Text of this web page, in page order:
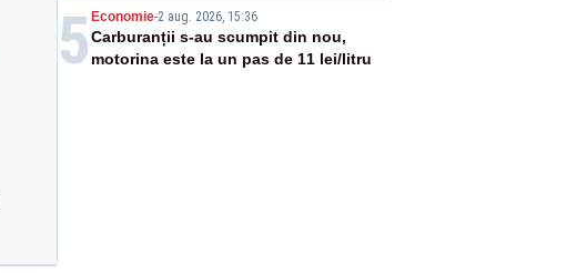
5 Economie-2 aug. 2026, 15:36
Carburanții s-au scumpit din nou,
motorina este la un pas de 11 lei/litru